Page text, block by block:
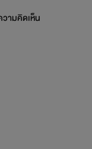
ามคิดเห็น